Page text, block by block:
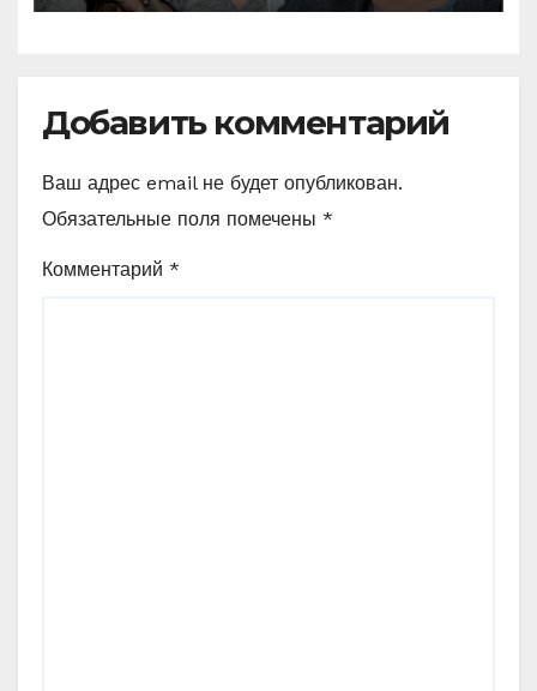
себя
Добавить комментарий
Ваш адрес email не будет опубликован.
Обязательные поля помечены *
Комментарий *